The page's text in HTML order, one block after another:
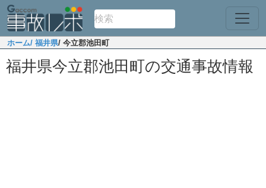
ホーム/ 福井県/ 今立郡池田町
福井県今立郡池田町の交通事故情報